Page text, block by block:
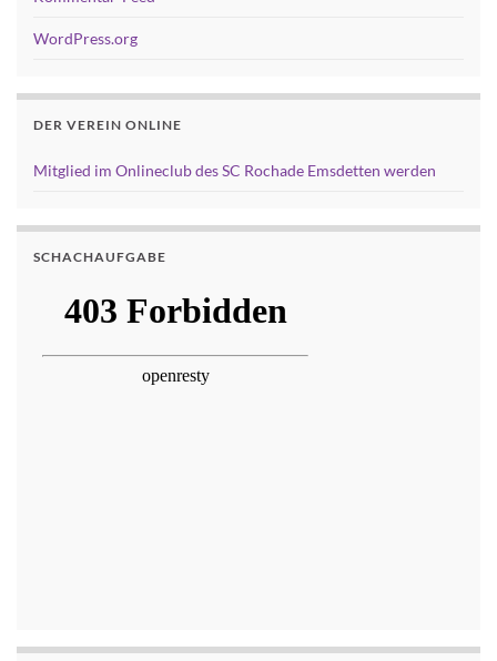
WordPress.org
DER VEREIN ONLINE
Mitglied im Onlineclub des SC Rochade Emsdetten werden
SCHACHAUFGABE